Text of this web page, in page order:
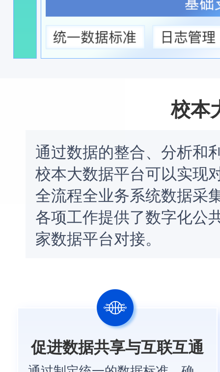
校本
通过数据的整合、分析和
校本大数据平台可以实现
全流程全业务系统数据采
各项工作提供了数字化公
家数据平台对接。
促进数据共享与互联互通